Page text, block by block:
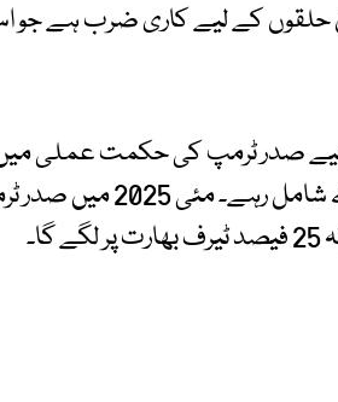
حلقوں کے لیے کاری ضرب ہے
صدر ٹرمپ کی حکمت عملی میں
مشروط رعایت کے دعوے